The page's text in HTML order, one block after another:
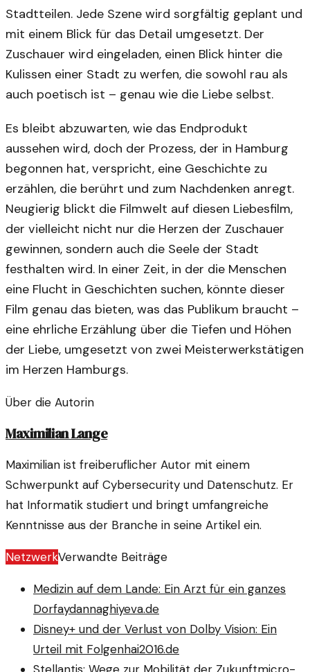
Stadtteilen. Jede Szene wird sorgfältig geplant und
mit einem Blick für das Detail umgesetzt. Der
Zuschauer wird eingeladen, einen Blick hinter die
Kulissen einer Stadt zu werfen, die sowohl rau als
auch poetisch ist – genau wie die Liebe selbst.
Es bleibt abzuwarten, wie das Endprodukt
aussehen wird, doch der Prozess, der in Hamburg
begonnen hat, verspricht, eine Geschichte zu
erzählen, die berührt und zum Nachdenken anregt.
Neugierig blickt die Filmwelt auf diesen Liebesfilm,
der vielleicht nicht nur die Herzen der Zuschauer
gewinnen, sondern auch die Seele der Stadt
festhalten wird. In einer Zeit, in der die Menschen
eine Flucht in Geschichten suchen, könnte dieser
Film genau das bieten, was das Publikum braucht –
eine ehrliche Erzählung über die Tiefen und Höhen
der Liebe, umgesetzt von zwei Meisterwerkstätigen
im Herzen Hamburgs.
Über die Autorin
Maximilian Lange
Maximilian ist freiberuflicher Autor mit einem
Schwerpunkt auf Cybersecurity und Datenschutz. Er
hat Informatik studiert und bringt umfangreiche
Kenntnisse aus der Branche in seine Artikel ein.
NetzwerkVerwandte Beiträge
Medizin auf dem Lande: Ein Arzt für ein ganzes
Dorfaydannaghiyeva.de
Disney+ und der Verlust von Dolby Vision: Ein
Urteil mit Folgenhai2016.de